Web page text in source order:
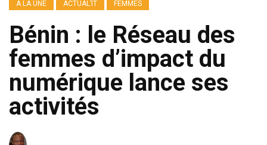
A LA UNE ACTUAL’IT FEMMES
Bénin : le Réseau des
femmes d’impact du
numérique lance ses
activités